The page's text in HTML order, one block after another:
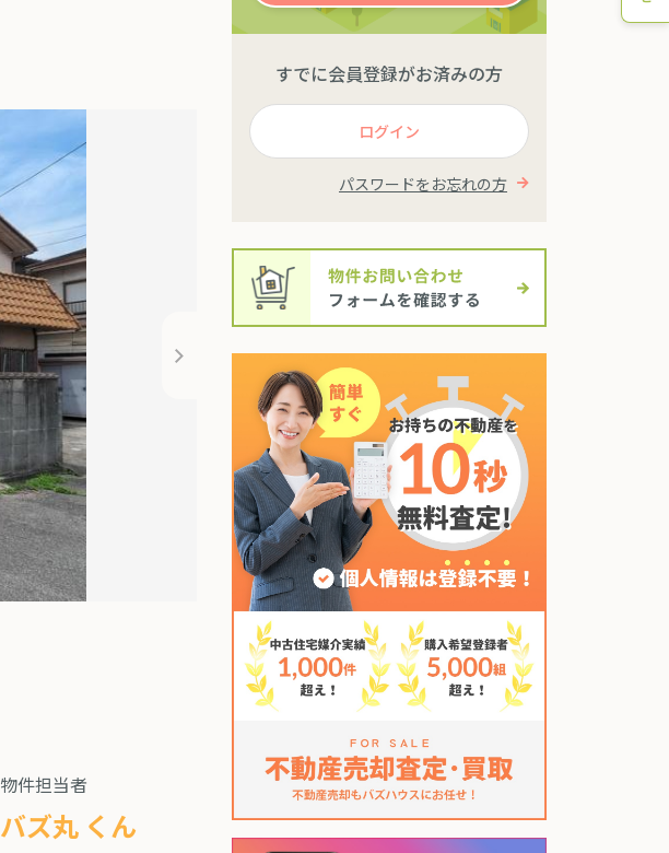
物件担当者
バズ丸 くん
すでに会員登録がお済みの方
ログイン
パスワードをお忘れの方